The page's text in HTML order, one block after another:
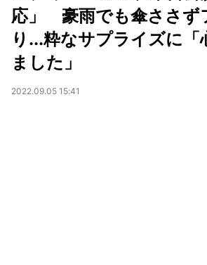
応」 豪雨でも傘ささず
り...粋なサプライズに「
ました」
2022.09.05 15:41